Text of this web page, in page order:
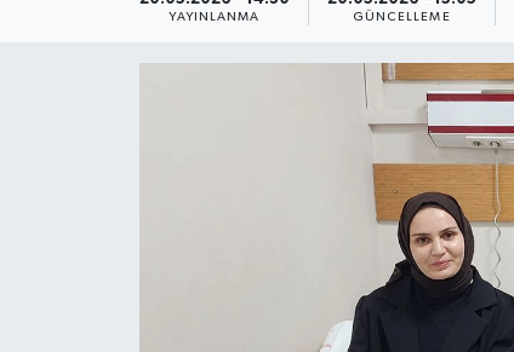
YAYINLANMA GÜNCELLEME